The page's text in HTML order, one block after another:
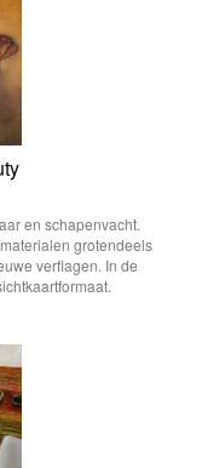
en schapenvacht.
grotendeels
verflagen. In de